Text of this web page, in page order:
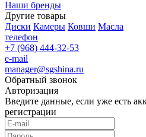
Наши бренды
Другие товары
Диски Камеры Ковши Масла
телефон
+7 (968) 444-32-53
e-mail
manager@sgshina.ru
Обратный звонок
Авторизация
Введите данные, если уже есть
регистрации